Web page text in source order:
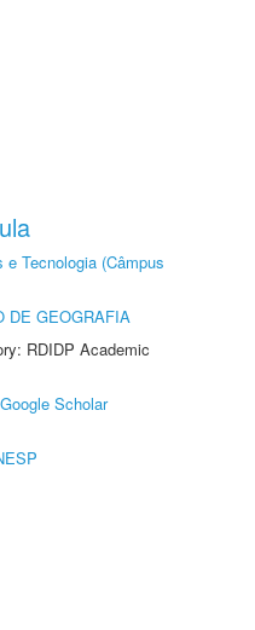
Tecnologia (Câmpus
DE GEOGRAFIA
RDIDP Academic
Google Scholar